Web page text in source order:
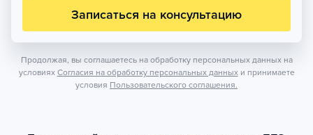
Записаться на консультацию
Продолжая, вы соглашаетесь на обработку персональных данных на
условиях Согласия на обработку персональных данных и принимаете
условия Пользовательского соглашения.